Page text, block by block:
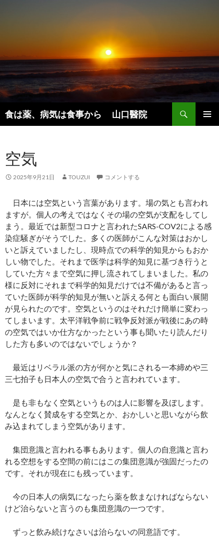
食は薬、病気は食事から 山口醫院
検
索
ン
ツ
へ
プ
空気
2025年9月21日 TOUZUI コメントする
日本には空気という言葉があります。場の気とも言われ
ますが。個人の考えではなくその場の空気が支配をしてし
まう。最近では新型コロナと言われたSARS-COV2による感
染症騒ぎがそうでした。多くの医師がこんな対策はおかし
いと訴えていましたし、現時点での科学的知見からもおか
しい物でした。それまで医学は科学的知見に基づき行うと
していた方々まで空気に押し流されてしまいました。私の
様に反対にそれまで科学的知見だけでは不備があると言っ
ていた医師が科学的知見が無いと訴える何とも面白い展開
が見られたのです。空気というのはそれだけ簡単に変わっ
てしまいます。太平洋戦争前に戦争反対派が戦後にあの時
の空気ではいか仕方なかったという事も聞いたり読んだり
した方も多いのではないでしょうか？
最近はリベラル派の方が何かと気にされる一本締めや三
三七拍子も日本人の空気で合うと言われています。
是も非もなく空気というものは人に影響を及ぼします。
なんとなく賛成をする空気とか、おかしいと思いながら飲
み込まれてしまう空気があります。
集団意識と言われる事もあります。個人の自意識と言わ
れる空想をする空間の前にはこの集団意識が強固だったの
です。それが現在にも残っています。
今の日本人の病気になったら薬を飲まなければならない
けど治らないと言うのも集団意識の一つです。
ずっと飲み続けなさいは治らないの同意語です。